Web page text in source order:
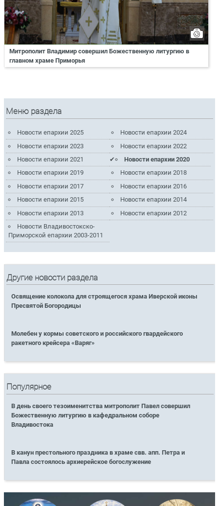
Митрополит Владимир совершил Божественную литургию в
главном храме Приморья
Меню раздела
Новости епархии 2025
Новости епархии 2024
Новости епархии 2023
Новости епархии 2022
Новости епархии 2021
Новости епархии 2020
Новости епархии 2019
Новости епархии 2018
Новости епархии 2017
Новости епархии 2016
Новости епархии 2015
Новости епархии 2014
Новости епархии 2013
Новости епархии 2012
Новости Владивостокско-
Приморской епархии 2003-2011
Другие новости раздела
Освящение колокола для строящегося храма Иверской иконы
Пресвятой Богородицы
Молебен у кормы советского и российского гвардейского
ракетного крейсера «Варяг»
Популярное
В день своего тезоименитства митрополит Павел совершил
Божественную литургию в кафедральном соборе
Владивостока
В канун престольного праздника в храме свв. апп. Петра и
Павла состоялось архиерейское богослужение